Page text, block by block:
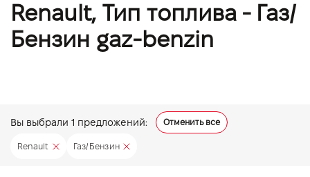
Renault, Тип топлива - Газ/
Бензин gaz-benzin
Вы выбрали 1 предложений: Отменить все
Renault Газ/Бензин
Новости